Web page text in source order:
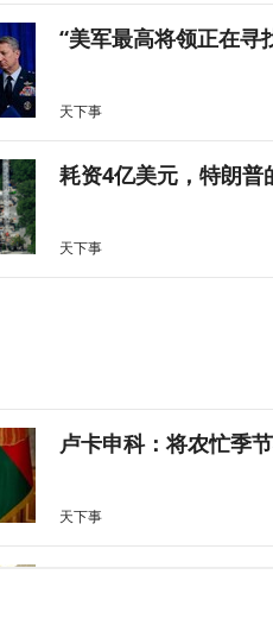
“美军最高将领正在寻
天下事
耗资4亿美元，特朗
天下事
卢卡申科：将农忙季
天下事